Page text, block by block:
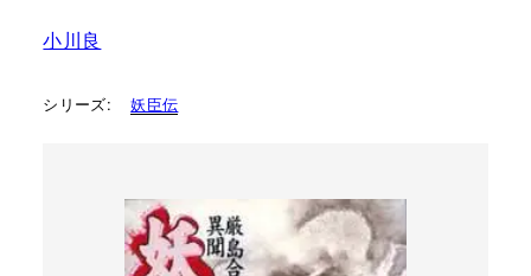
小川良
シリーズ: 妖臣伝